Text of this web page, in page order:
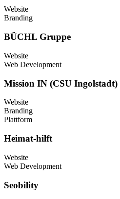
Website
Branding
BÜCHL Gruppe
Website
Web Development
Mission IN (CSU Ingolstadt)
Website
Branding
Plattform
Heimat-hilft
Website
Web Development
Seobility